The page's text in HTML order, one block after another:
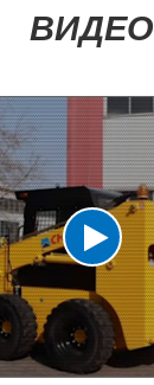
ВИДЕО